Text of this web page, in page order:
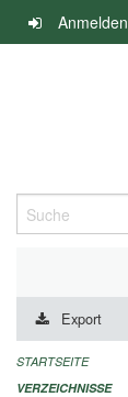
Navigation
überspringen
Anmelden
Suche
IMPRESSUM
Export
STARTSEITE
VERZEICHNISSE